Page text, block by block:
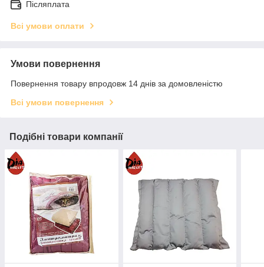
Післяплата
Всі умови оплати
Умови повернення
Повернення товару впродовж 14 днів за домовленістю
Всі умови повернення
Подібні товари компанії